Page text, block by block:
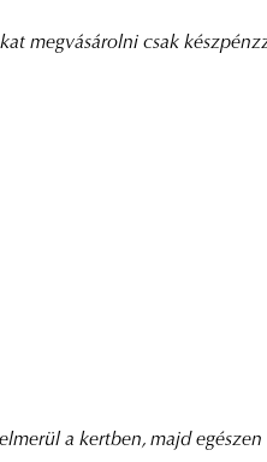
megvásárolni csak
a kertben, majd